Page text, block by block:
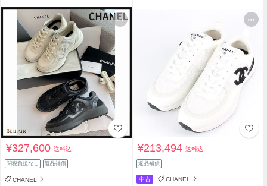
¥327,600送料込
関税負担なし 返品補償
CHANEL
¥213,494送料込
返品補償
中古 CHANEL